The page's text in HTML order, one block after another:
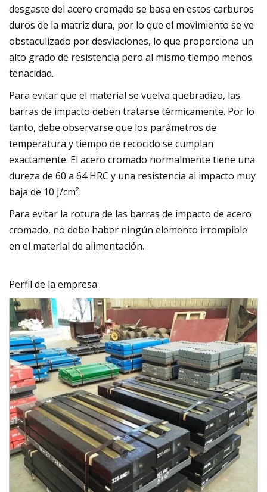
desgaste del acero cromado se basa en estos carburos
duros de la matriz dura, por lo que el movimiento se ve
obstaculizado por desviaciones, lo que proporciona un
alto grado de resistencia pero al mismo tiempo menos
tenacidad.
Para evitar que el material se vuelva quebradizo, las
barras de impacto deben tratarse térmicamente. Por lo
tanto, debe observarse que los parámetros de
temperatura y tiempo de recocido se cumplan
exactamente. El acero cromado normalmente tiene una
dureza de 60 a 64 HRC y una resistencia al impacto muy
baja de 10 J/cm².
Para evitar la rotura de las barras de impacto de acero
cromado, no debe haber ningún elemento irrompible
en el material de alimentación.
Perfil de la empresa